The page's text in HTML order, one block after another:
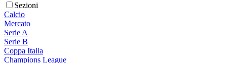
Sezioni
Calcio
Mercato
Serie A
Serie B
Coppa Italia
Champions League